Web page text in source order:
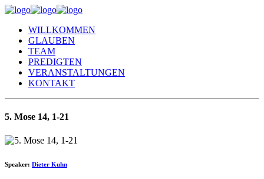
WILLKOMMEN
GLAUBEN
TEAM
PREDIGTEN
VERANSTALTUNGEN
KONTAKT
5. Mose 14, 1-21
Speaker: Dieter Kuhn